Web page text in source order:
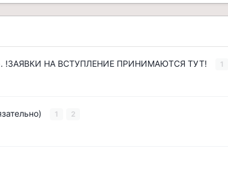
!ЗАЯВКИ НА ВСТУПЛЕНИЕ ПРИНИМАЮТСЯ ТУТ! 1
1 2